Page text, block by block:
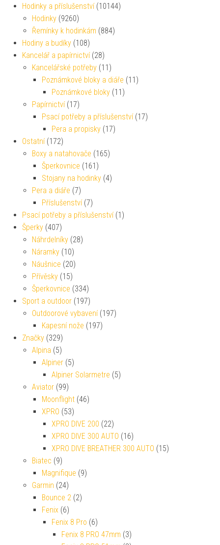
Hodinky a příslušenství (10144)
Hodinky (9260)
Řemínky k hodinkám (884)
Hodiny a budíky (108)
Kancelář a papírnictví (28)
Kancelářské potřeby (11)
Poznámkové bloky a diáře (11)
Poznámkové bloky (11)
Papírnictví (17)
Psací potřeby a příslušenství (17)
Pera a propisky (17)
Ostatní (172)
Boxy a natahovače (165)
Šperkovnice (161)
Stojany na hodinky (4)
Pera a diáře (7)
Příslušenství (7)
Psací potřeby a příslušenství (1)
Šperky (407)
Náhrdelníky (28)
Náramky (10)
Náušnice (20)
Přívěsky (15)
Šperkovnice (334)
Sport a outdoor (197)
Outdoorové vybavení (197)
Kapesní nože (197)
Značky (329)
Alpina (5)
Alpiner (5)
Alpiner Solarmetre (5)
Aviator (99)
Moonflight (46)
XPRO (53)
XPRO DIVE 200 (22)
XPRO DIVE 300 AUTO (16)
XPRO DIVE BREATHER 300 AUTO (15)
Biatec (9)
Magnifique (9)
Garmin (24)
Bounce 2 (2)
Fenix (6)
Fenix 8 Pro (6)
Fenix 8 PRO 47mm (3)